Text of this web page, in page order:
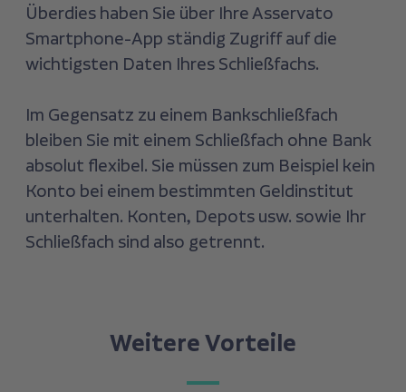
Überdies haben Sie über Ihre Asservato
Smartphone-App ständig Zugriff auf die
wichtigsten Daten Ihres Schließfachs.
Im Gegensatz zu einem Bankschließfach
bleiben Sie mit einem Schließfach ohne Bank
absolut flexibel. Sie müssen zum Beispiel kein
Konto bei einem bestimmten Geldinstitut
unterhalten. Konten, Depots usw. sowie Ihr
Schließfach sind also getrennt.
Weitere Vorteile